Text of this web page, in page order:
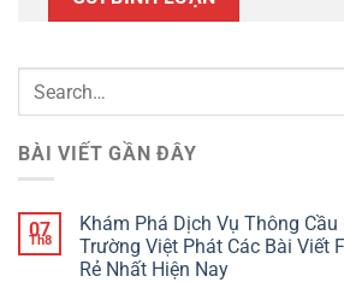
BÀI VIẾT GẦN ĐÂY
07
Th8
Khám Phá Dịch Vụ Thông
Trường Việt Phát Các Bài Viết
Rẻ Nhất Hiện Nay